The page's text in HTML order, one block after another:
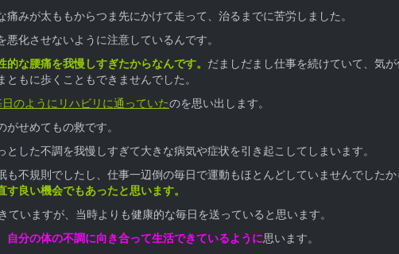
みが太ももからつま先にかけて走って、治るまでに苦労しました。
化させないように注意しているんです。
的な腰痛を我慢しすぎたからなんです。 だましだまし仕事を続けていて、気
もに歩くこともできませんでした。
のようにリハビリに通っていたのを思い出します。
せめてもの救です。
した不調を我慢しすぎて大きな病気や症状を引き起こしてしまいます。
不規則でしたし、仕事一辺倒の毎日で運動もほとんどしていませんでしたか
す良い機会でもあったと思います。
いますが、当時よりも健康的な毎日を送っていると思います。
自分の体の不調に向き合って生活できているように思います。